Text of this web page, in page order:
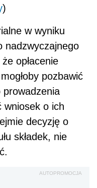
)
w wyniku
nadzwyczajnego
opłacenie
pozbawić
prowadzenia
wniosek o ich
decyzję o
składek, nie
AUTOPROMOCJA